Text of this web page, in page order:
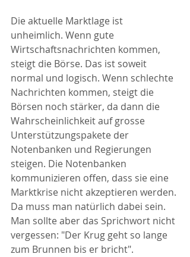
Die aktuelle Marktlage ist
unheimlich. Wenn gute
Wirtschaftsnachrichten kommen,
steigt die Börse. Das ist soweit
normal und logisch. Wenn schlechte
Nachrichten kommen, steigt die
Börsen noch stärker, da dann die
Wahrscheinlichkeit auf grosse
Unterstützungspakete der
Notenbanken und Regierungen
steigen. Die Notenbanken
kommunizieren offen, dass sie eine
Marktkrise nicht akzeptieren werden.
Da muss man natürlich dabei sein.
Man sollte aber das Sprichwort nicht
vergessen: "Der Krug geht so lange
zum Brunnen bis er bricht".